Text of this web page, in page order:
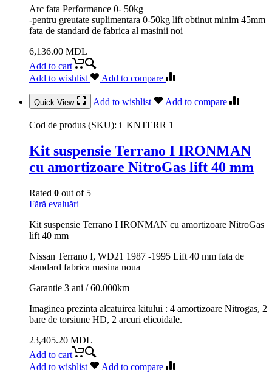
Arc fata Performance 0- 50kg
-pentru greutate suplimentara 0-50kg lift obtinut minim 45mm
fata de standard de fabrica al masinii noi
6,136.00 MDL
Add to cart
Add to wishlist
Add to compare
Quick View Add to wishlist Add to compare
Cod de produs (SKU): i_KNTERR 1
Kit suspensie Terrano I IRONMAN
cu amortizoare NitroGas lift 40 mm
Rated 0 out of 5
Fără evaluări
Kit suspensie Terrano I IRONMAN cu amortizoare NitroGas
lift 40 mm
Nissan Terrano I, WD21 1987 -1995 Lift 40 mm fata de
standard fabrica masina noua
Garantie 3 ani / 60.000km
Imaginea prezinta alcatuirea kitului : 4 amortizoare Nitrogas, 2
bare de torsiune HD, 2 arcuri elicoidale.
23,405.20 MDL
Add to cart
Add to wishlist
Add to compare